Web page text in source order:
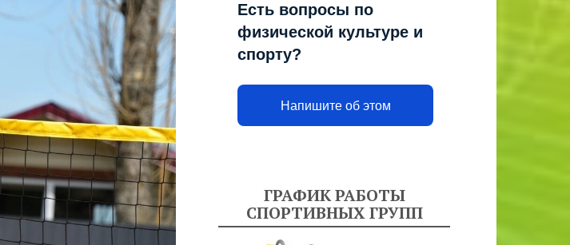
Есть вопросы по
физической культуре и
спорту?
Напишите об этом
ГРАФИК РАБОТЫ
СПОРТИВНЫХ ГРУПП